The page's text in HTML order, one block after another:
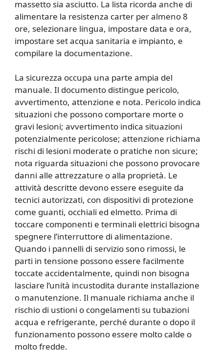
massetto sia asciutto. La lista ricorda anche di
alimentare la resistenza carter per almeno 8
ore, selezionare lingua, impostare data e ora,
impostare set acqua sanitaria e impianto, e
compilare la documentazione.
La sicurezza occupa una parte ampia del
manuale. Il documento distingue pericolo,
avvertimento, attenzione e nota. Pericolo indica
situazioni che possono comportare morte o
gravi lesioni; avvertimento indica situazioni
potenzialmente pericolose; attenzione richiama
rischi di lesioni moderate o pratiche non sicure;
nota riguarda situazioni che possono provocare
danni alle attrezzature o alla proprietà. Le
attività descritte devono essere eseguite da
tecnici autorizzati, con dispositivi di protezione
come guanti, occhiali ed elmetto. Prima di
toccare componenti e terminali elettrici bisogna
spegnere l’interruttore di alimentazione.
Quando i pannelli di servizio sono rimossi, le
parti in tensione possono essere facilmente
toccate accidentalmente, quindi non bisogna
lasciare l’unità incustodita durante installazione
o manutenzione. Il manuale richiama anche il
rischio di ustioni o congelamenti su tubazioni
acqua e refrigerante, perché durante o dopo il
funzionamento possono essere molto calde o
molto fredde.